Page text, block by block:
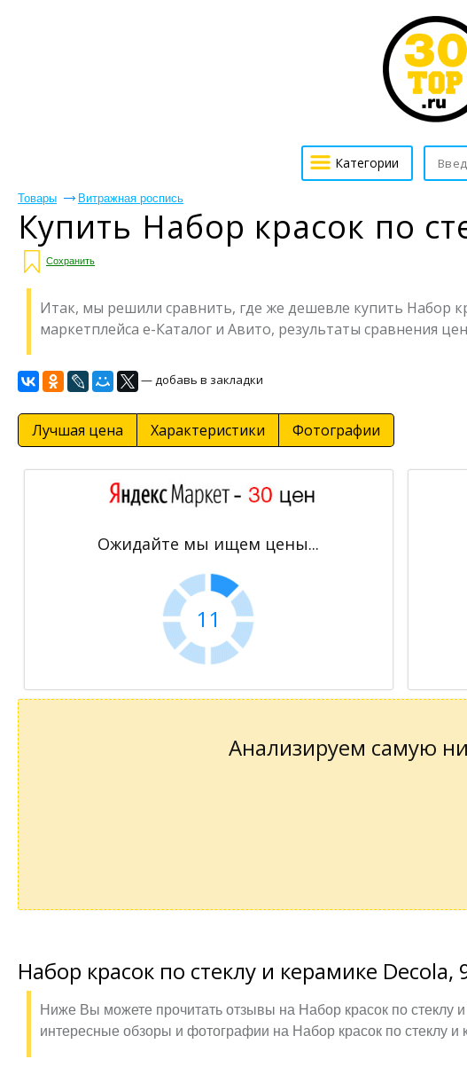
Товары Витражная роспись
Купить Набор красок по
Сохранить
Итак, мы решили сравнить, где же дешевле купить Набор
маркетплейса е-Каталог и Авито, результаты сравнения
— добавь в закладки
Лучшая цена Характеристики Фотографии
Ожидайте мы ищем цены...
10
Анализируем самую
Набор красок по стеклу и керамике
Ниже Вы можете прочитать отзывы на Набор красок по стеклу
интересные обзоры и фотографии на Набор красок по стеклу и
Категории